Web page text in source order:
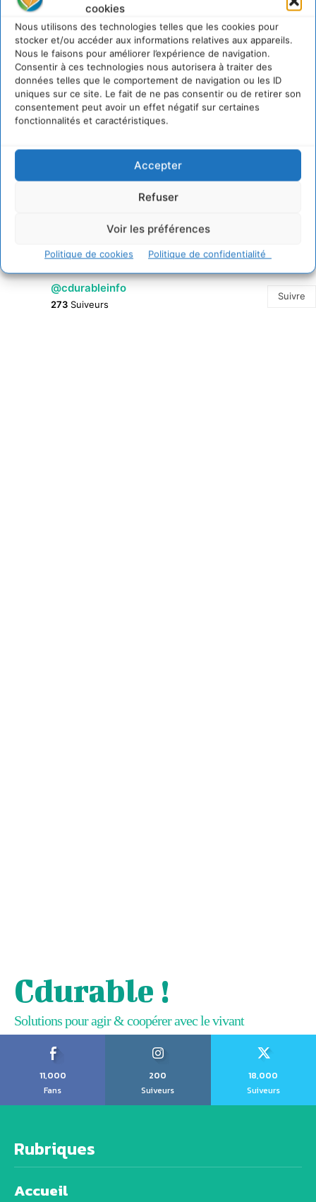
cookies
Nous utilisons des technologies telles que les cookies pour
stocker et/ou accéder aux informations relatives aux appareils.
Nous le faisons pour améliorer l’expérience de navigation.
Consentir à ces technologies nous autorisera à traiter des
données telles que le comportement de navigation ou les ID
uniques sur ce site. Le fait de ne pas consentir ou de retirer son
consentement peut avoir un effet négatif sur certaines
fonctionnalités et caractéristiques.
Accepter
Refuser
Voir les préférences
Politique de cookies Politique de confidentialité
7 août 2026
Soutenir un pastoralisme durable en faveur de
socio-écosystèmes résilients
6 août 2026
S’inspirer de l’arbre pour un modèle économique
régénératif du vivant …
5 août 2026
IPBES : le « GIEC de la biodiversité » appelle les
Comment le sol français a perdu sa mémoire
hydrique et déréglé tout le territoire (2020-2026)
@cdurableinfo
273 Suiveurs
Suivre
Cdurable !
Solutions pour agir & coopérer avec le vivant
11,000
Fans
200
Suiveurs
18,000
Suiveurs
Rubriques
Accueil